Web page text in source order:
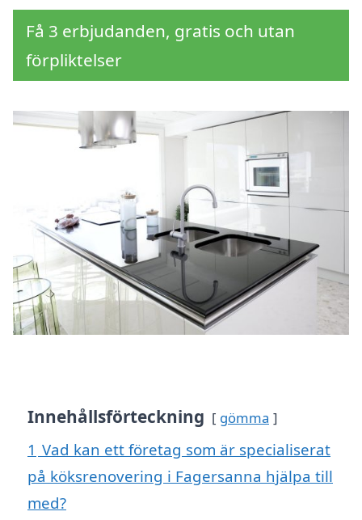
Få 3 erbjudanden, gratis och utan
förpliktelser
Innehållsförteckning gömma
1 Vad kan ett företag som är specialiserat
på köksrenovering i Fagersanna hjälpa till
med?